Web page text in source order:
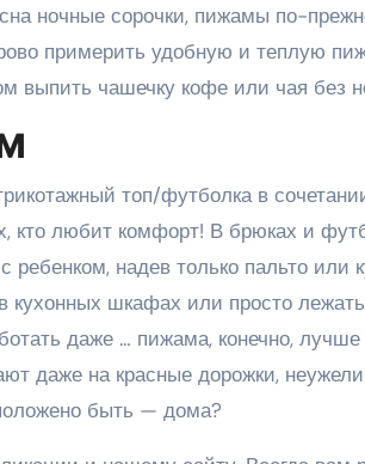
ночные сорочки, пижамы по-
примерить удобную и теплую
выпить чашечку кофе или чая без
топ/футболка в
кто любит комфорт! В брюках и
ребенком, надев только пальто или
кухонных шкафах или просто
даже … пижама, конечно,
даже на красные дорожки,
быть — дома?